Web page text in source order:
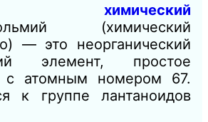
химический
(химический
— это неорганический
элемент, простое
с атомным номером 67.
к группе лантаноидов